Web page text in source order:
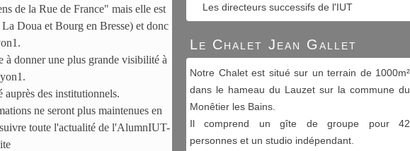
de la Rue de France" mais elle est
Doua et Bourg en Bresse) et donc
à donner une plus grande visibilité à
auprès des institutionnels.
ne seront plus maintenues en
toute l'actualité de l'AlumnIUT-
Les directeurs successifs de l'IUT
Le Chalet Jean Gallet
Notre Chalet est situé sur un terrain de 1000m²
dans le hameau du Lauzet sur la commune du
Monêtier les Bains.
Il comprend un gîte de groupe pour 42
personnes et un studio indépendant.